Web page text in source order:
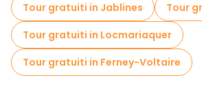
Tour gratuiti in Jablines
Tour
Tour gratuiti in Locmariaquer
Tour gratuiti in Ferney-Voltaire